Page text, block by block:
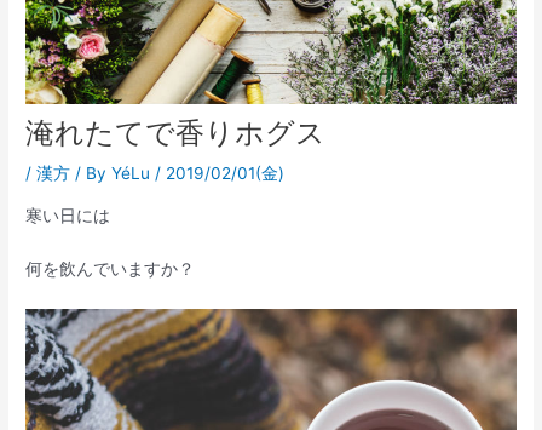
淹れたてで香りホグス
/漢方 / ByYéLu / 2019/02/01(金)
寒い日には
何を飲んでいますか？